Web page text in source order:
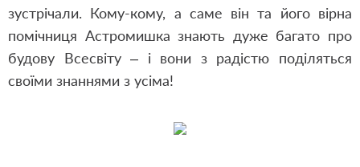
зустрічали. Кому-кому, а саме він та його вірна
помічниця Астромишка знають дуже багато про
будову Всесвіту – і вони з радістю поділяться
своїми знаннями з усіма!